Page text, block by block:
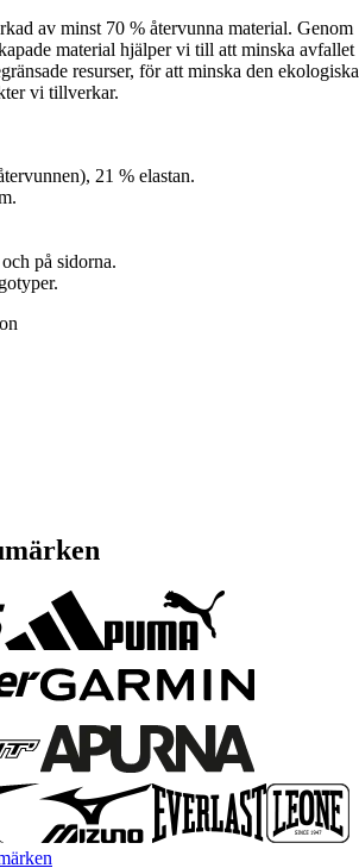
av minst 70 % återvunna material. Genom
material hjälper vi till att minska avfallet
resurser, för att minska den ekologiska
vi tillverkar.
21 % elastan.
på sidorna.